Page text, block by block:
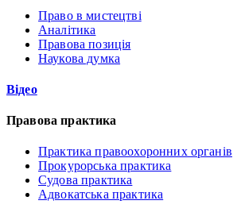
Право в мистецтві
Аналітика
Правова позиція
Наукова думка
Відео
Правова практика
Практика правоохоронних органів
Прокурорська практика
Судова практика
Адвокатська практика